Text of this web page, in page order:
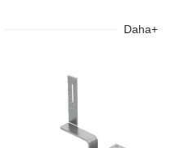
Daha+